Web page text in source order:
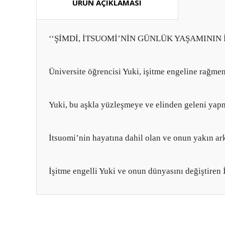
ÜRÜN AÇIKLAMASI
‘‘ŞİMDİ, İTSUOMİ’NİN GÜNLÜK YAŞAMININ
Üniversite öğrencisi Yuki, işitme engeline
Yuki, bu aşkla yüzleşmeye ve elinden geleni
İtsuomi’nin hayatına dahil olan ve onun yakın
İşitme engelli Yuki ve onun dünyasını